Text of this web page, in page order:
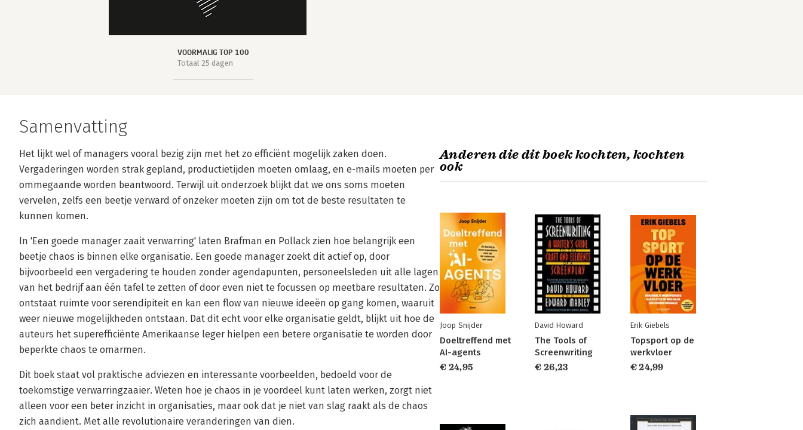
VOORMALIG TOP 100
Totaal 25 dagen
Samenvatting
Het lijkt wel of managers vooral bezig zijn met het zo efficiënt mogelijk zaken doen.
Vergaderingen worden strak gepland, productietijden moeten omlaag, en e-mails moeten per
ommegaande worden beantwoord. Terwijl uit onderzoek blijkt dat we ons soms moeten
vervelen, zelfs een beetje verward of onzeker moeten zijn om tot de beste resultaten te
kunnen komen.
In 'Een goede manager zaait verwarring' laten Brafman en Pollack zien hoe belangrijk een
beetje chaos is binnen elke organisatie. Een goede manager zoekt dit actief op, door
bijvoorbeeld een vergadering te houden zonder agendapunten, personeelsleden uit alle lagen
van het bedrijf aan één tafel te zetten of door even niet te focussen op meetbare resultaten. Zo
ontstaat ruimte voor serendipiteit en kan een flow van nieuwe ideeën op gang komen, waaruit
weer nieuwe mogelijkheden ontstaan. Dat dit echt voor elke organisatie geldt, blijkt uit hoe de
auteurs het superefficiënte Amerikaanse leger hielpen een betere organisatie te worden door
beperkte chaos te omarmen.
Dit boek staat vol praktische adviezen en interessante voorbeelden, bedoeld voor de
toekomstige verwarringzaaier. Weten hoe je chaos in je voordeel kunt laten werken, zorgt niet
alleen voor een beter inzicht in organisaties, maar ook dat je niet van slag raakt als de chaos
zich aandient. Met alle revolutionaire veranderingen van dien.
Anderen die dit boek kochten, kochten
ook
Joop Snijder
Doeltreffend met
AI-agents
€ 24,95
David Howard
The Tools of
Screenwriting
€ 26,23
Erik Giebels
Topsport op de
werkvloer
€ 24,99